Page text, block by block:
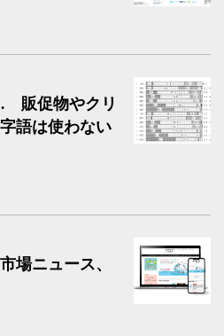
販促物やクリ
語は使わない
場ニュース、